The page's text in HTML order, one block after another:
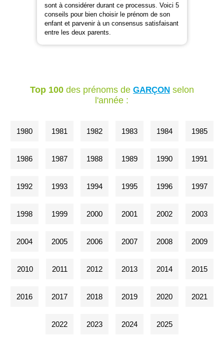
sont à considérer durant ce processus. Voici 5
conseils pour bien choisir le prénom de son
enfant et parvenir à un consensus satisfaisant
entre les deux parents.
Top 100des prénoms de GARÇONselon
l'année :
1980 1981 1982 1983 1984 1985
1986 1987 1988 1989 1990 1991
1992 1993 1994 1995 1996 1997
1998 1999 2000 2001 2002 2003
2004 2005 2006 2007 2008 2009
2010 2011 2012 2013 2014 2015
2016 2017 2018 2019 2020 2021
2022 2023 2024 2025